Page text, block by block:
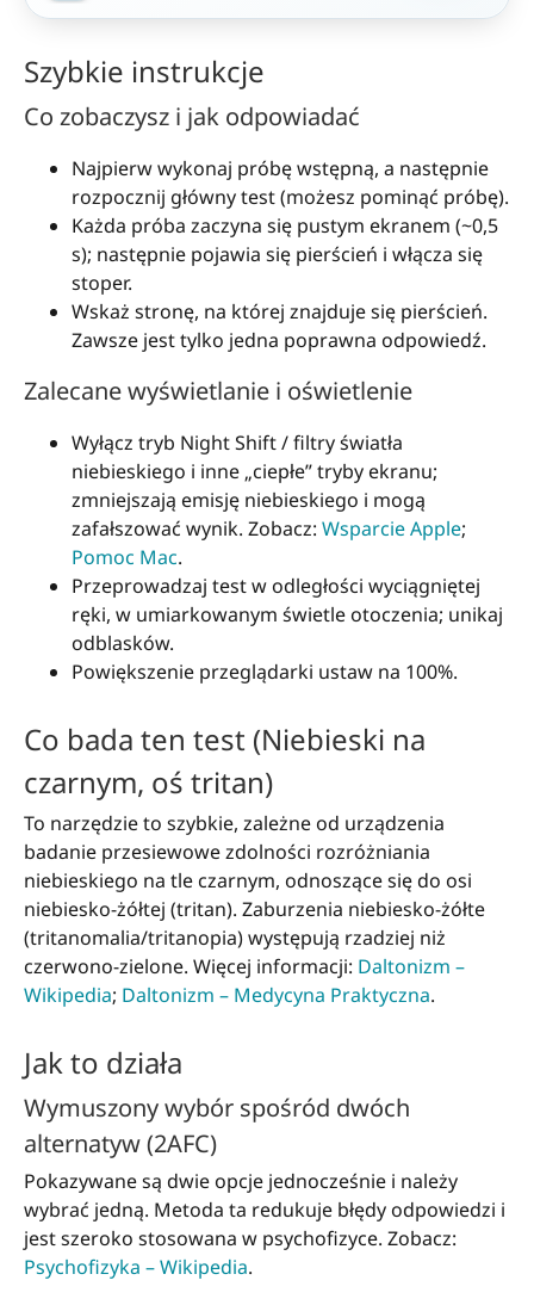
Szybkie instrukcje
Co zobaczysz i jak odpowiadać
Najpierw wykonaj próbę wstępną, a następnie
rozpocznij główny test (możesz pominąć próbę).
Każda próba zaczyna się pustym ekranem (~0,5
s); następnie pojawia się pierścień i włącza się
stoper.
Wskaż stronę, na której znajduje się pierścień.
Zawsze jest tylko jedna poprawna odpowiedź.
Zalecane wyświetlanie i oświetlenie
Wyłącz tryb Night Shift / filtry światła
niebieskiego i inne „ciepłe” tryby ekranu;
zmniejszają emisję niebieskiego i mogą
zafałszować wynik. Zobacz: Wsparcie Apple;
Pomoc Mac.
Przeprowadzaj test w odległości wyciągniętej
ręki, w umiarkowanym świetle otoczenia; unikaj
odblasków.
Powiększenie przeglądarki ustaw na 100%.
Co bada ten test (Niebieski na
czarnym, oś tritan)
To narzędzie to szybkie, zależne od urządzenia
badanie przesiewowe zdolności rozróżniania
niebieskiego na tle czarnym, odnoszące się do osi
niebiesko-żółtej (tritan). Zaburzenia niebiesko-żółte
(tritanomalia/tritanopia) występują rzadziej niż
czerwono-zielone. Więcej informacji: Daltonizm –
Wikipedia; Daltonizm – Medycyna Praktyczna.
Jak to działa
Wymuszony wybór spośród dwóch
alternatyw (2AFC)
Pokazywane są dwie opcje jednocześnie i należy
wybrać jedną. Metoda ta redukuje błędy odpowiedzi i
jest szeroko stosowana w psychofizyce. Zobacz:
Psychofizyka – Wikipedia.